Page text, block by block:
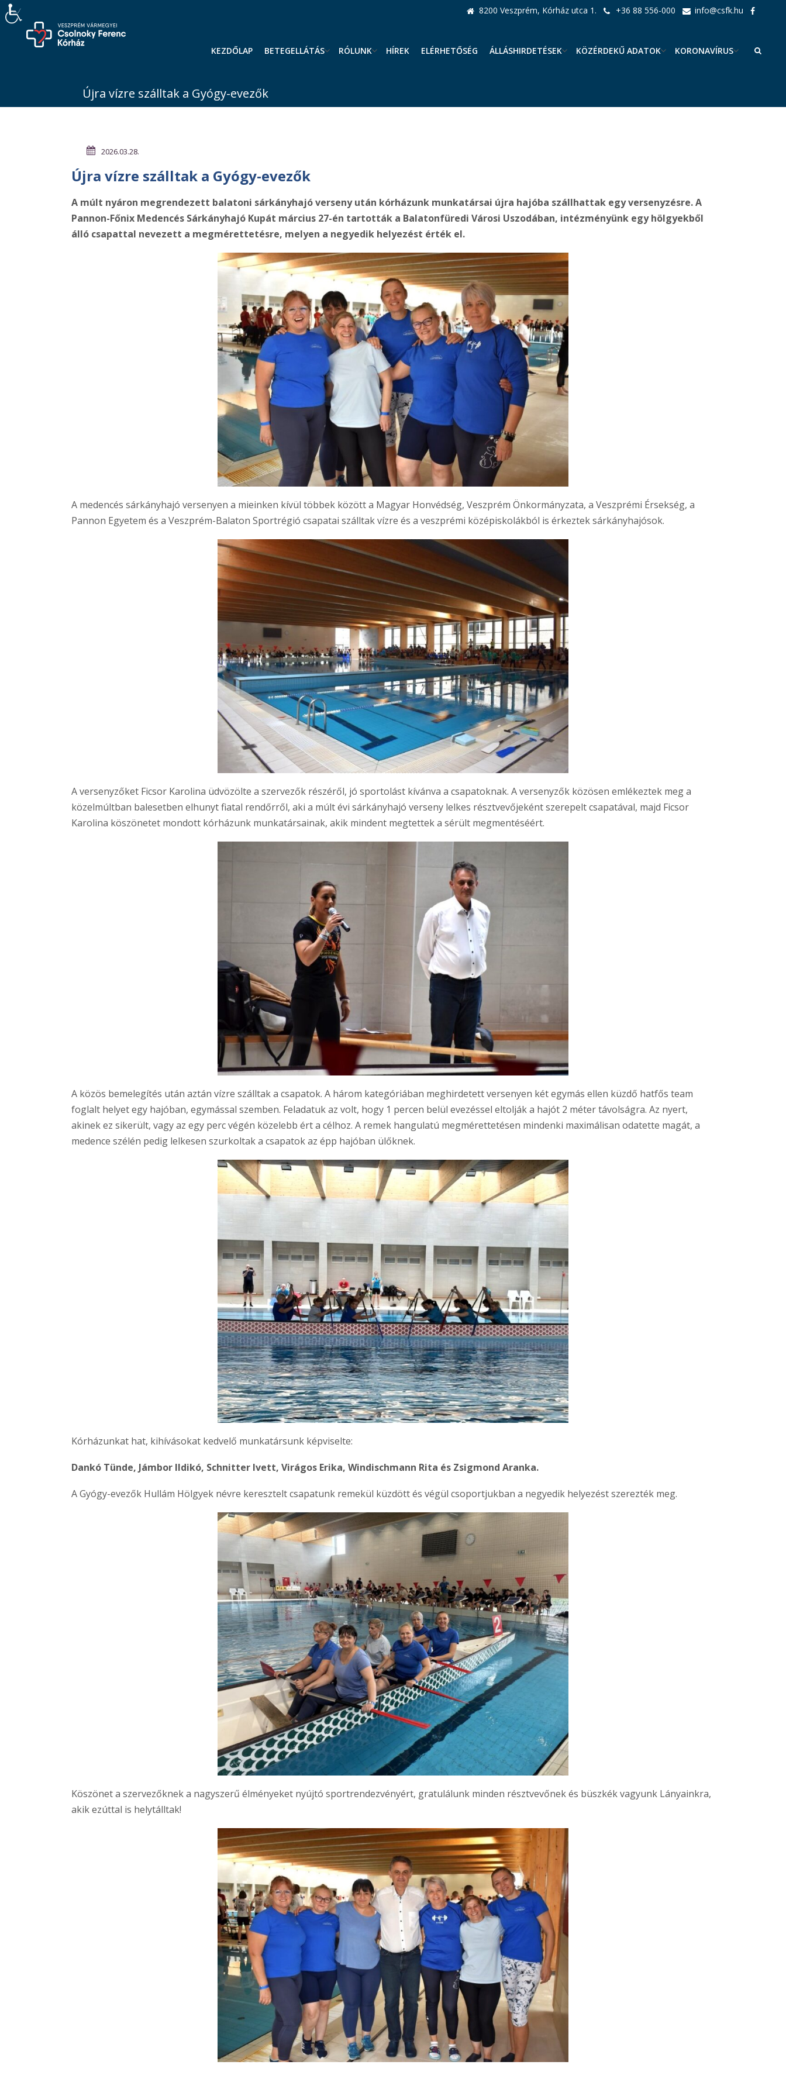
8200 Veszprém, Kórház utca 1. +36 88 556-000 info@csfk.hu
KEZDŐLAP BETEGELLÁTÁS RÓLUNK HÍREK ELÉRHETŐSÉG ÁLLÁSHIRDETÉSEK KÖZÉRDEKŰ ADATOK KORONAVÍRUS
Újra vízre szálltak a Gyógy-evezők
2026.03.28.
Újra vízre szálltak a Gyógy-evezők
A múlt nyáron megrendezett balatoni sárkányhajó verseny után kórházunk munkatársai újra hajóba szállhattak egy versenyzésre.A
Pannon-Főnix Medencés Sárkányhajó Kupát március 27-én tartották a Balatonfüredi Városi Uszodában, intézményünk egy hölgyekből
álló csapattal nevezett a megmérettetésre, melyen a negyedik helyezést érték el.
A medencés sárkányhajó versenyen a mieinken kívül többek között a Magyar Honvédség, Veszprém Önkormányzata, a Veszprémi Érsekség, a
Pannon Egyetem és a Veszprém-Balaton Sportrégió csapatai szálltak vízre és a veszprémi középiskolákból is érkeztek sárkányhajósok.
A versenyzőket Ficsor Karolina üdvözölte a szervezők részéről, jó sportolást kívánva a csapatoknak. A versenyzők közösen emlékeztek meg a
közelmúltban balesetben elhunyt fiatal rendőrről, aki a múlt évi sárkányhajó verseny lelkes résztvevőjeként szerepelt csapatával, majd Ficsor
Karolina köszönetet mondott kórházunk munkatársainak, akik mindent megtettek a sérült megmentéséért.
A közös bemelegítés után aztán vízre szálltak a csapatok. A három kategóriában meghirdetett versenyen két egymás ellen küzdő hatfős team
foglalt helyet egy hajóban, egymással szemben. Feladatuk az volt, hogy 1 percen belül evezéssel eltolják a hajót 2 méter távolságra. Az nyert,
akinek ez sikerült, vagy az egy perc végén közelebb ért a célhoz. A remek hangulatú megmérettetésen mindenki maximálisan odatette magát, a
medence szélén pedig lelkesen szurkoltak a csapatok az épp hajóban ülőknek.
Kórházunkat hat, kihívásokat kedvelő munkatársunk képviselte:
Dankó Tünde, Jámbor Ildikó, Schnitter Ivett, Virágos Erika, Windischmann Rita és Zsigmond Aranka.
A Gyógy-evezők Hullám Hölgyek névre keresztelt csapatunk remekül küzdött és végül csoportjukban a negyedik helyezést szerezték meg.
Köszönet a szervezőknek a nagyszerű élményeket nyújtó sportrendezvényért, gratulálunk minden résztvevőnek és büszkék vagyunk Lányainkra,
akik ezúttal is helytálltak!